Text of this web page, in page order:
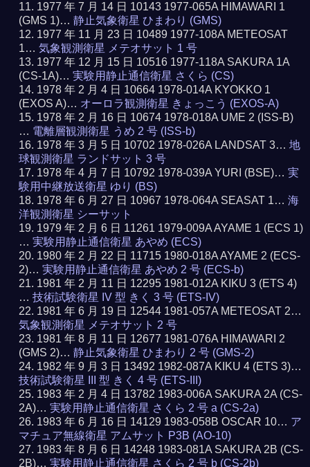
1977 年 7 月 14 日 10143 1977-065A HIMAWARI 1
(GMS 1)…静止気象衛星 ひまわり (GMS)
1977 年 11 月 23 日 10489 1977-108A METEOSAT
1…気象観測衛星 メテオサット 1 号
1977 年 12 月 15 日 10516 1977-118A SAKURA 1A
(CS-1A)…実験用静止通信衛星 さくら (CS)
1978 年 2 月 4 日 10664 1978-014A KYOKKO 1
(EXOS A)… オーロラ観測衛星 きょっこう (EXOS-A)
1978 年 2 月 16 日 10674 1978-018A UME 2 (ISS-B)
… 電離層観測衛星 うめ 2 号 (ISS-b)
1978 年 3 月 5 日 10702 1978-026A LANDSAT 3…地
球観測衛星 ランドサット 3 号
1978 年 4 月 7 日 10792 1978-039A YURI (BSE)…実
験用中継放送衛星 ゆり (BS)
1978 年 6 月 27 日 10967 1978-064A SEASAT 1…海
洋観測衛星 シーサット
1979 年 2 月 6 日 11261 1979-009A AYAME 1 (ECS 1)
…実験用静止通信衛星 あやめ (ECS)
1980 年 2 月 22 日 11715 1980-018A AYAME 2 (ECS-
2)…実験用静止通信衛星 あやめ 2 号 (ECS-b)
1981 年 2 月 11 日 12295 1981-012A KIKU 3 (ETS 4)
…技術試験衛星 IV 型 きく 3 号 (ETS-IV)
1981 年 6 月 19 日 12544 1981-057A METEOSAT 2…
気象観測衛星 メテオサット 2 号
1981 年 8 月 11 日 12677 1981-076A HIMAWARI 2
(GMS 2)…静止気象衛星 ひまわり 2 号 (GMS-2)
1982 年 9 月 3 日 13492 1982-087A KIKU 4 (ETS 3)…
技術試験衛星 III 型 きく 4 号 (ETS-III)
1983 年 2 月 4 日 13782 1983-006A SAKURA 2A (CS-
2A)…実験用静止通信衛星 さくら 2 号 a (CS-2a)
1983 年 6 月 16 日 14129 1983-058B OSCAR 10… ア
マチュア無線衛星 アムサット P3B (AO-10)
1983 年 8 月 6 日 14248 1983-081A SAKURA 2B (CS-
2B)…実験用静止通信衛星 さくら 2 号 b (CS-2b)